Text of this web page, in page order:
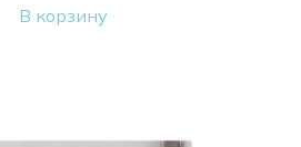
В корзину